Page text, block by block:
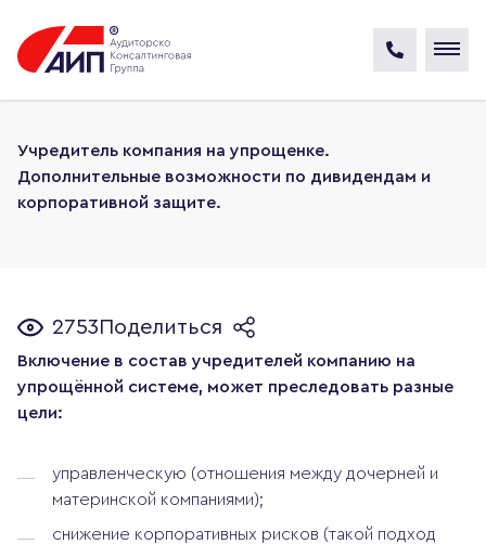
Учредитель компания на упрощенке.
Дополнительные возможности по дивидендам и
корпоративной защите.
2753Поделиться
Включение в состав учредителей компанию на
упрощённой системе, может преследовать разные
цели:
управленческую (отношения между дочерней и
материнской компаниями);
снижение корпоративных рисков (такой подход